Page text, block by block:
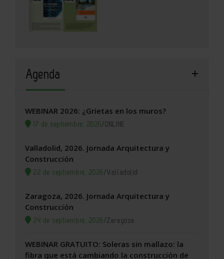
Agenda
WEBINAR 2026: ¿Grietas en los muros?
17 de septiembre, 2026/ONLINE
Valladolid, 2026. Jornada Arquitectura y
Construcción
22 de septiembre, 2026/Valladolid
Zaragoza, 2026. Jornada Arquitectura y
Construcción
24 de septiembre, 2026/Zaragoza
WEBINAR GRATUITO: Soleras sin mallazo: la
fibra que está cambiando la construcción de